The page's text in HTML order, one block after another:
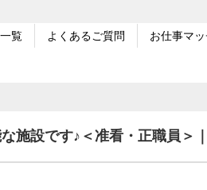
覧 よくあるご質問 お仕事マ
施設です♪＜准看・正職員＞